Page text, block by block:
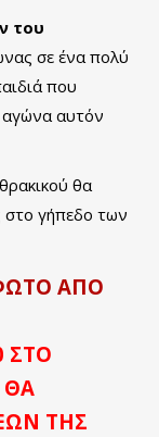
του
σε ένα πολύ
που
αγώνα αυτόν
θα
στο γήπεδο των
ΑΠΟ
ΣΤΟ
ΘΑ
ΤΗΣ